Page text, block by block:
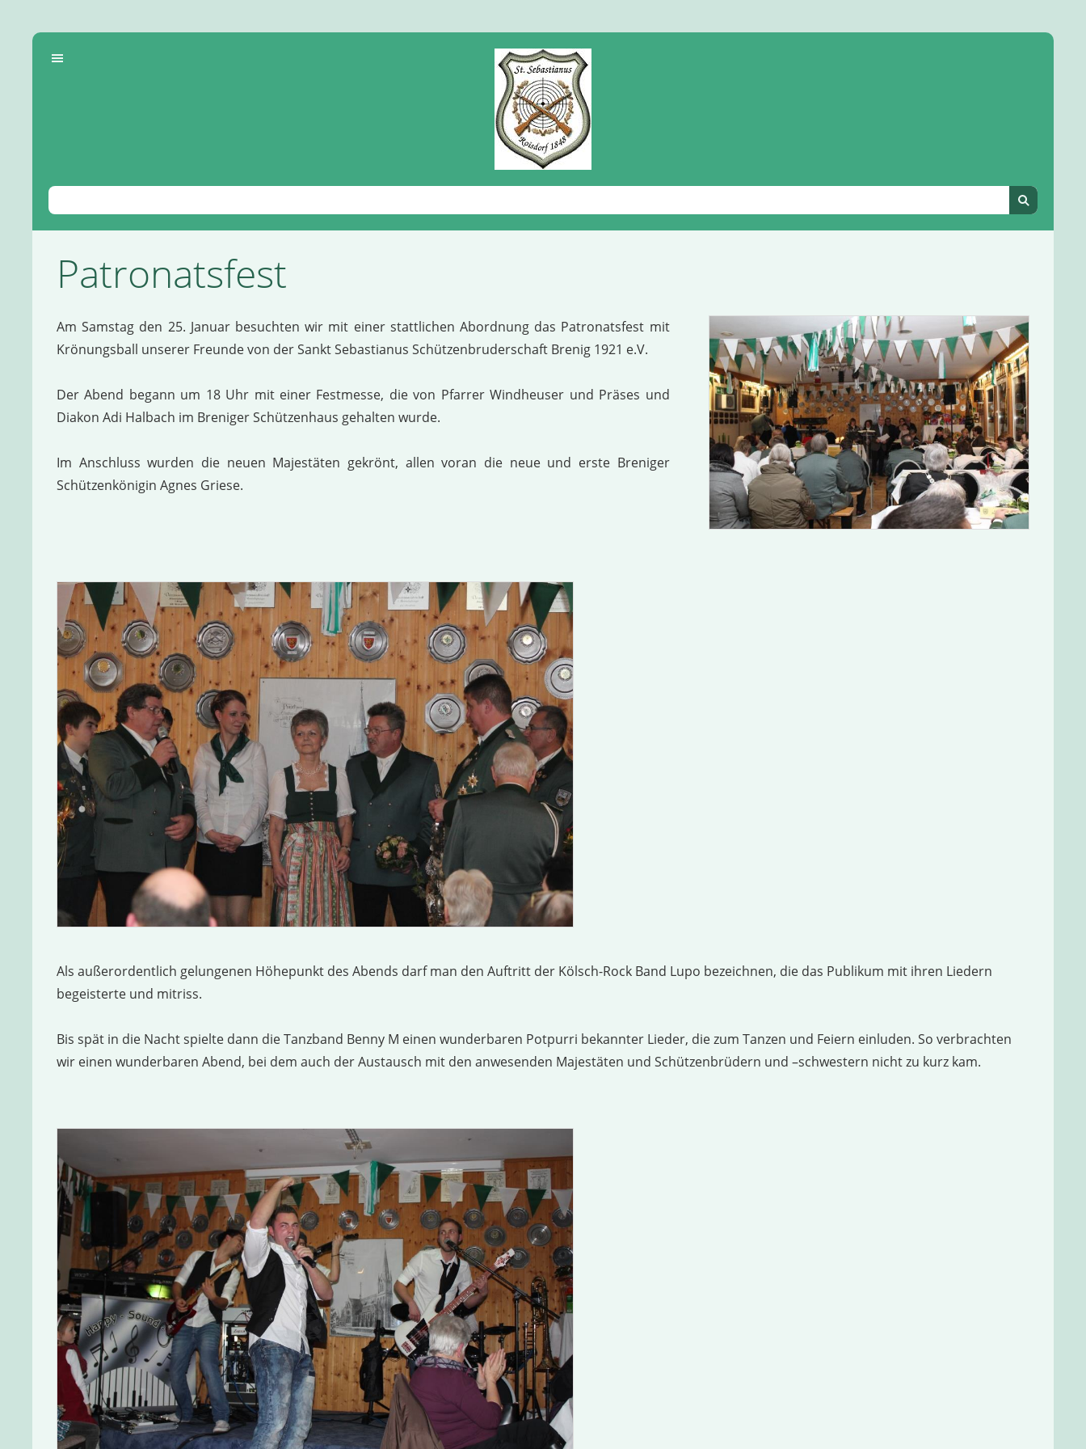
Patronatsfest
Am Samstag den 25. Januar besuchten wir mit einer stattlichen Abordnung das Patronatsfest mit
Krönungsball unserer Freunde von der Sankt Sebastianus Schützenbruderschaft Brenig 1921 e.V.
Der Abend begann um 18 Uhr mit einer Festmesse, die von Pfarrer Windheuser und Präses und
Diakon Adi Halbach im Breniger Schützenhaus gehalten wurde.
Im Anschluss wurden die neuen Majestäten gekrönt, allen voran die neue und erste Breniger
Schützenkönigin Agnes Griese.
Als außerordentlich gelungenen Höhepunkt des Abends darf man den Auftritt der Kölsch-Rock Band Lupo bezeichnen, die das Publikum mit ihren Liedern
begeisterte und mitriss.
Bis spät in die Nacht spielte dann die Tanzband Benny M einen wunderbaren Potpurri bekannter Lieder, die zum Tanzen und Feiern einluden. So verbrachten
wir einen wunderbaren Abend, bei dem auch der Austausch mit den anwesenden Majestäten und Schützenbrüdern und –schwestern nicht zu kurz kam.